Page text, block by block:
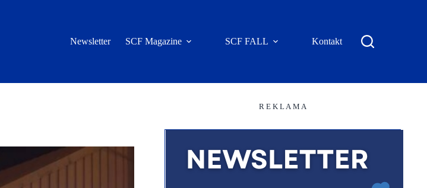
Newsletter SCF Magazine SCF FALL Kontakt
R E K L A M A